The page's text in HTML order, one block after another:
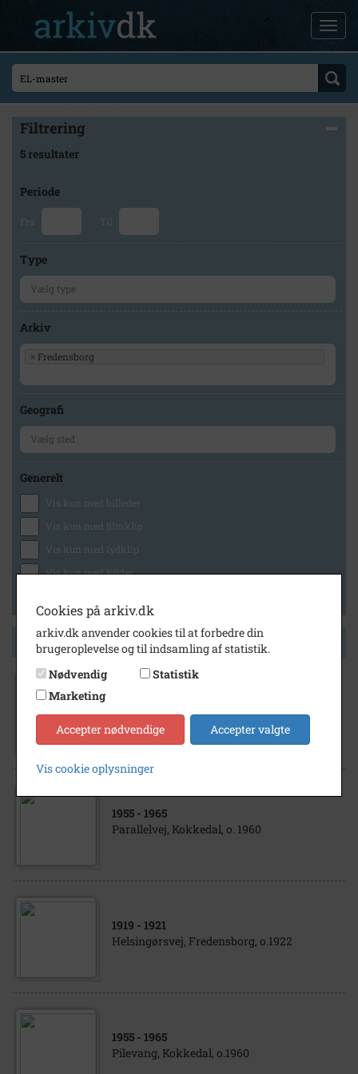
Filtrering
5 resultater
Periode
Fra Til
Type
Arkiv
× Fredensborg
Geografi
Generelt
Vis kun med billeder
Vis kun med filmklip
Vis kun med lydklip
Vis kun med kilder
Side 1 af 1
Kokkedal Stationsvej, o. 1960
1955 - 1965
Parallelvej, Kokkedal, o. 1960
1919 - 1921
Helsingørsvej, Fredensborg, o.1922
1955 - 1965
Pilevang, Kokkedal, o.1960
Cookies på arkiv.dk
arkiv.dk anvender cookies til at forbedre din
brugeroplevelse og til indsamling af statistik.
Nødvendig
Statistik
Marketing
Accepter nødvendige Accepter valgte
Vis cookie oplysninger